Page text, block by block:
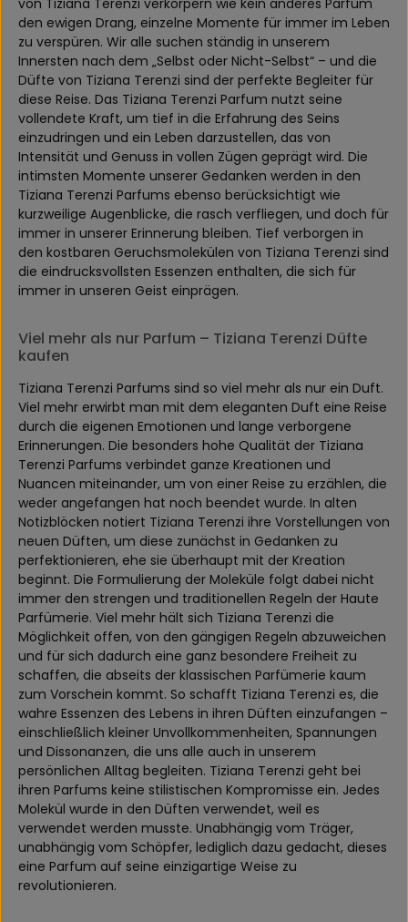
den ewigen Drang, einzelne Momente für immer im Leben
zu verspüren. Wir alle suchen ständig in unserem
Innersten nach dem „Selbst oder Nicht-Selbst“ – und die
Düfte von Tiziana Terenzi sind der perfekte Begleiter für
diese Reise. Das Tiziana Terenzi Parfum nutzt seine
vollendete Kraft, um tief in die Erfahrung des Seins
einzudringen und ein Leben darzustellen, das von
Intensität und Genuss in vollen Zügen geprägt wird. Die
intimsten Momente unserer Gedanken werden in den
Tiziana Terenzi Parfums ebenso berücksichtigt wie
kurzweilige Augenblicke, die rasch verfliegen, und doch für
immer in unserer Erinnerung bleiben. Tief verborgen in
den kostbaren Geruchsmolekülen von Tiziana Terenzi sind
die eindrucksvollsten Essenzen enthalten, die sich für
immer in unseren Geist einprägen.
Viel mehr als nur Parfum – Tiziana Terenzi Düfte
kaufen
Tiziana Terenzi Parfums sind so viel mehr als nur ein Duft.
Viel mehr erwirbt man mit dem eleganten Duft eine Reise
durch die eigenen Emotionen und lange verborgene
Erinnerungen. Die besonders hohe Qualität der Tiziana
Terenzi Parfums verbindet ganze Kreationen und
Nuancen miteinander, um von einer Reise zu erzählen, die
weder angefangen hat noch beendet wurde. In alten
Notizblöcken notiert Tiziana Terenzi ihre Vorstellungen von
neuen Düften, um diese zunächst in Gedanken zu
perfektionieren, ehe sie überhaupt mit der Kreation
beginnt. Die Formulierung der Moleküle folgt dabei nicht
immer den strengen und traditionellen Regeln der Haute
Parfümerie. Viel mehr hält sich Tiziana Terenzi die
Möglichkeit offen, von den gängigen Regeln abzuweichen
und für sich dadurch eine ganz besondere Freiheit zu
schaffen, die abseits der klassischen Parfümerie kaum
zum Vorschein kommt. So schafft Tiziana Terenzi es, die
wahre Essenzen des Lebens in ihren Düften einzufangen –
einschließlich kleiner Unvollkommenheiten, Spannungen
und Dissonanzen, die uns alle auch in unserem
persönlichen Alltag begleiten. Tiziana Terenzi geht bei
ihren Parfums keine stilistischen Kompromisse ein. Jedes
Molekül wurde in den Düften verwendet, weil es
verwendet werden musste. Unabhängig vom Träger,
unabhängig vom Schöpfer, lediglich dazu gedacht, dieses
eine Parfum auf seine einzigartige Weise zu
revolutionieren.